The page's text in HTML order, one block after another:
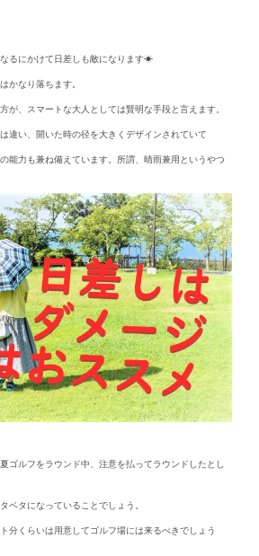
るにかけて日差しも敵になります☀
かなり落ちます。
が、スマートな大人としては賢明な手段と言えます。
違い、開いた時の径を大きくデザインされていて
能力も兼ね備えています。所謂、晴雨兼用というやつ
ゴルフをラウンド中、注意を払ってラウンドしたとし
ベタになっていることでしょう。
分くらいは用意してゴルフ場には来るべきでしょう